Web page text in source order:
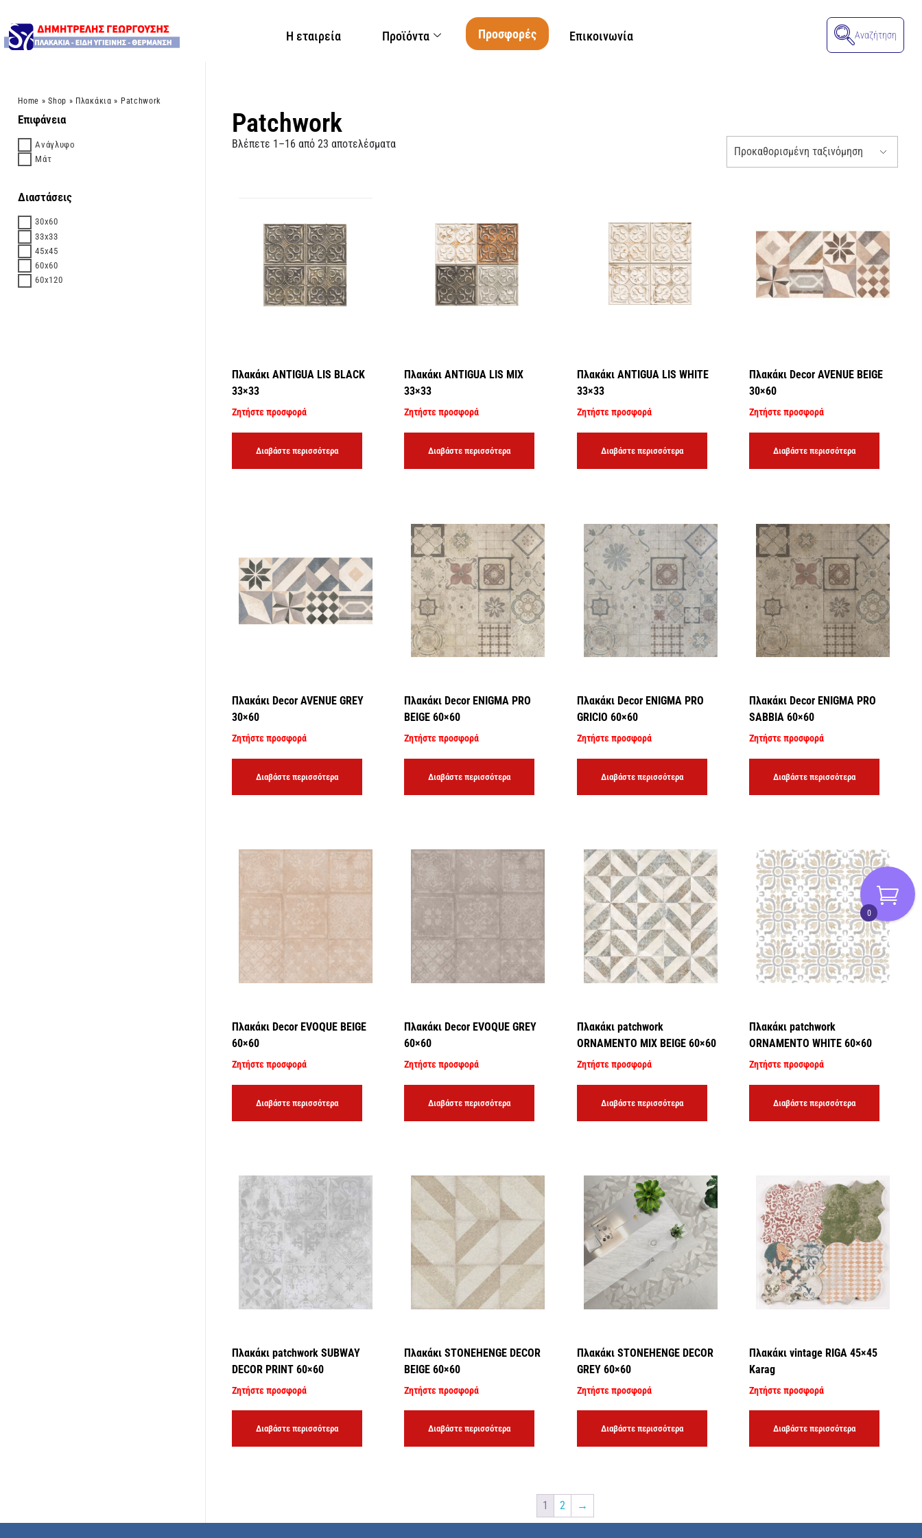
Η εταιρεία Προϊόντα Προσφορές Επικοινωνία Αναζήτηση
Patchwork
Βλέπετε 1–16 από 23 αποτελέσματα
Πλακάκι ANTIGUA LIS BLACK
33×33
Ζητήστε προσφορά
Διαβάστε περισσότερα
Πλακάκι ANTIGUA LIS MIX
33×33
Ζητήστε προσφορά
Διαβάστε περισσότερα
Πλακάκι ANTIGUA LIS WHITE
33×33
Ζητήστε προσφορά
Διαβάστε περισσότερα
Πλακάκι Decor AVENUE BEIGE
30×60
Ζητήστε προσφορά
Διαβάστε περισσότερα
Πλακάκι Decor AVENUE GREY
30×60
Ζητήστε προσφορά
Διαβάστε περισσότερα
Πλακάκι Decor ENIGMA PRO
BEIGE 60×60
Ζητήστε προσφορά
Διαβάστε περισσότερα
Πλακάκι Decor ENIGMA PRO
GRICIO 60×60
Ζητήστε προσφορά
Διαβάστε περισσότερα
Πλακάκι Decor ENIGMA PRO
SABBIA 60×60
Ζητήστε προσφορά
Διαβάστε περισσότερα
Πλακάκι Decor EVOQUE BEIGE
60×60
Ζητήστε προσφορά
Διαβάστε περισσότερα
Πλακάκι Decor EVOQUE GREY
60×60
Ζητήστε προσφορά
Διαβάστε περισσότερα
Πλακάκι patchwork
ORNAMENTO MIX BEIGE 60×60
Ζητήστε προσφορά
Διαβάστε περισσότερα
Πλακάκι patchwork
ORNAMENTO WHITE 60×60
Ζητήστε προσφορά
Διαβάστε περισσότερα
Πλακάκι patchwork SUBWAY
DECOR PRINT 60×60
Ζητήστε προσφορά
Διαβάστε περισσότερα
Πλακάκι STONEHENGE DECOR
BEIGE 60×60
Ζητήστε προσφορά
Διαβάστε περισσότερα
Πλακάκι STONEHENGE DECOR
GREY 60×60
Ζητήστε προσφορά
Διαβάστε περισσότερα
Πλακάκι vintage RIGA 45×45
Karag
Ζητήστε προσφορά
Διαβάστε περισσότερα
1 2 →
Home » Shop » Πλακάκια » Patchwork
Επιφάνεια
Ανάγλυφο
Μάτ
Διαστάσεις
30x60
33x33
45x45
60x60
60x120
0